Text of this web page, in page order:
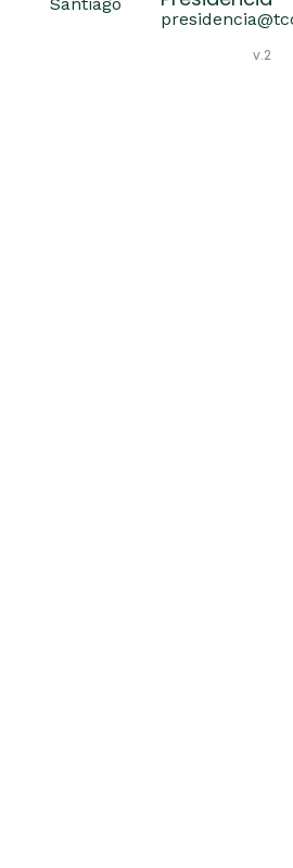
Santiago
v.2